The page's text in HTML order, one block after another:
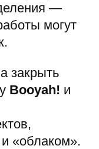
—
могут
закрыть
Booyah! и
«облаком».